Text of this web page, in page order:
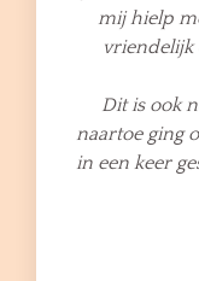
mij hielp
vriendelijk
Dit is ook
naartoe ging
in een keer